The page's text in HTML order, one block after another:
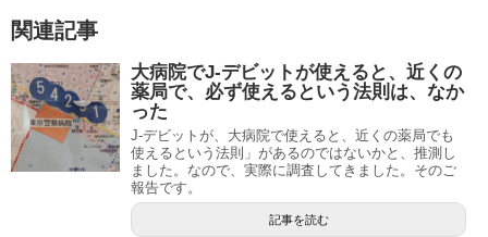
関連記事
大病院でJ-デビットが使えると、近くの
薬局で、必ず使えるという法則は、なか
った
J-デビットが、大病院で使えると、近くの薬局でも
使えるという法則」があるのではないかと、推測し
ました。なので、実際に調査してきました。そのご
報告です。
記事を読む